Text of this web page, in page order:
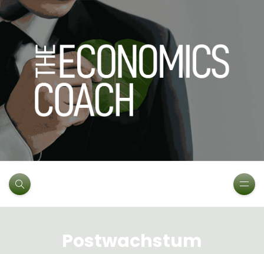
Postwachstum